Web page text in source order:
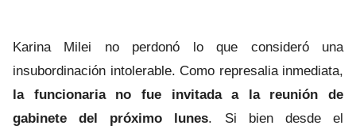
Karina Milei no perdonó lo que consideró una
insubordinación intolerable. Como represalia inmediata,
la funcionaria no fue invitada a la reunión de
gabinete del próximo lunes. Si bien desde el